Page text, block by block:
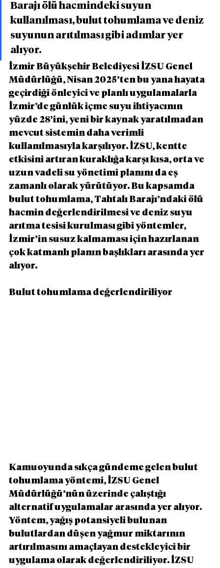
Barajı ölü hacmindeki suyun
kullanılması, bulut tohumlama ve deniz
suyunun arıtılması gibi adımlar yer
alıyor.
İzmir Büyükşehir Belediyesi İZSU Genel
Müdürlüğü, Nisan 2025’ten bu yana hayata
geçirdiği önleyici ve planlı uygulamalarla
İzmir’de günlük içme suyu ihtiyacının
yüzde 28’ini, yeni bir kaynak yaratılmadan
mevcut sistemin daha verimli
kullanılmasıyla karşılıyor. İZSU, kentte
etkisini artıran kuraklığa karşı kısa, orta ve
uzun vadeli su yönetimi planını da eş
zamanlı olarak yürütüyor. Bu kapsamda
bulut tohumlama, Tahtalı Barajı’ndaki ölü
hacmin değerlendirilmesi ve deniz suyu
arıtma tesisi kurulması gibi yöntemler,
İzmir’in susuz kalmaması için hazırlanan
çok katmanlı planın başlıkları arasında yer
alıyor.
Bulut tohumlama değerlendiriliyor
Kamuoyunda sıkça gündeme gelen bulut
tohumlama yöntemi, İZSU Genel
Müdürlüğü’nün üzerinde çalıştığı
alternatif uygulamalar arasında yer alıyor.
Yöntem, yağış potansiyeli bulunan
bulutlardan düşen yağmur miktarının
artırılmasını amaçlayan destekleyici bir
uygulama olarak değerlendiriliyor. İZSU